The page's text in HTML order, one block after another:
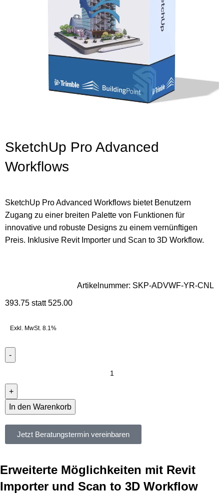
SketchUp Pro Advanced
Workflows
SketchUp Pro Advanced Workflows bietet Benutzern
Zugang zu einer breiten Palette von Funktionen für
innovative und robuste Designs zu einem vernünftigen
Preis. Inklusive Revit Importer und Scan to 3D Workflow.
Artikelnummer: SKP-ADVWF-YR-CNL
393.75 statt 525.00
Exkl. MwSt. 8.1%
In den Warenkorb
Jetzt Beratungstermin vereinbaren
Erweiterte Möglichkeiten mit Revit
Importer und Scan to 3D Workflow